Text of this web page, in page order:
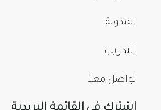
المدونة
التدريب
تواصل معنا